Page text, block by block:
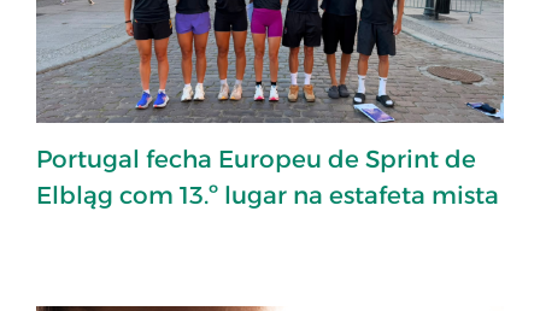
Portugal fecha Europeu de Sprint de
Elbląg com 13.º lugar na estafeta mista